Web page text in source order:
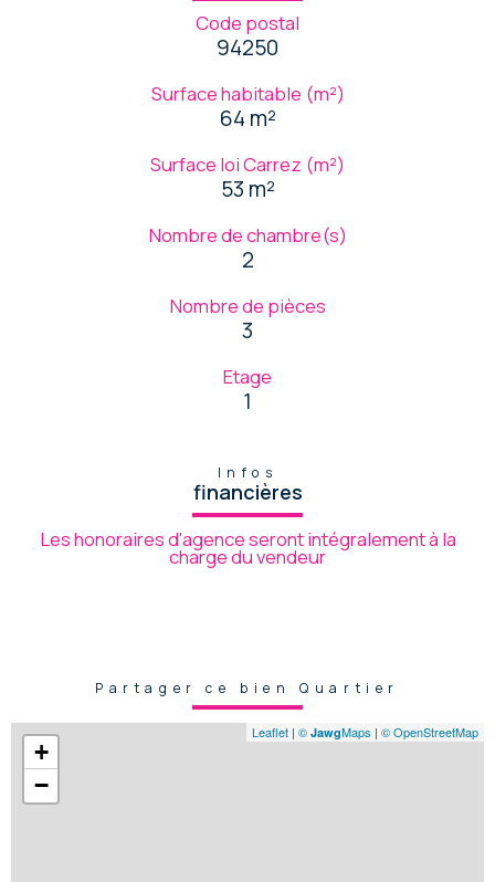
Code postal
94250
Surface habitable (m²)
64 m²
Surface loi Carrez (m²)
53 m²
Nombre de chambre(s)
2
Nombre de pièces
3
Etage
1
Infos
financières
Les honoraires d'agence seront intégralement à la
charge du vendeur
Partager ce bien Quartier
+
−
Leaflet | © JawgMaps | © OpenStreetMap